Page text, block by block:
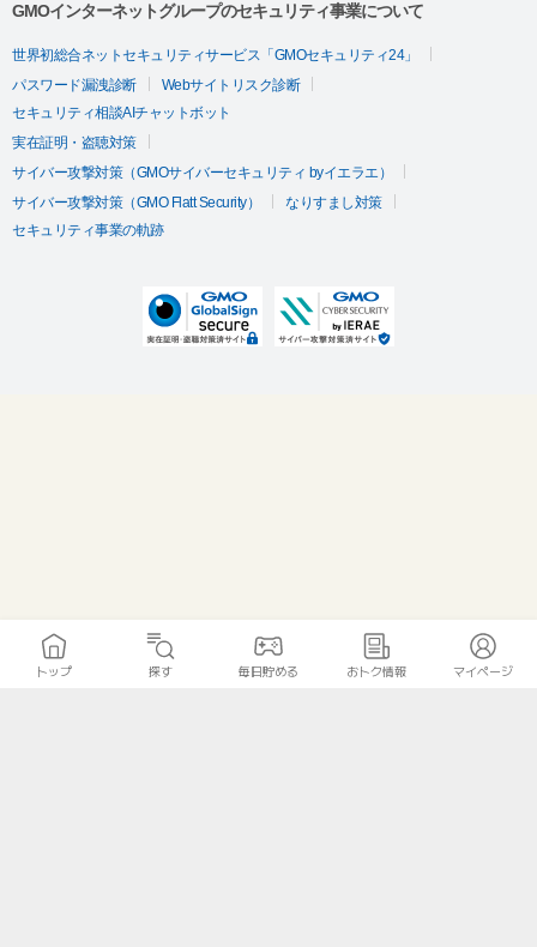
GMOインターネットグループのセキュリティ事業について
世界初総合ネットセキュリティサービス「GMOセキュリティ24」
パスワード漏洩診断
Webサイトリスク診断
セキュリティ相談AIチャットボット
実在証明・盗聴対策
サイバー攻撃対策（GMOサイバーセキュリティ byイエラエ）
サイバー攻撃対策（GMO Flatt Security）
なりすまし対策
セキュリティ事業の軌跡
トップ 探す 毎日貯める おトク情報 マイページ